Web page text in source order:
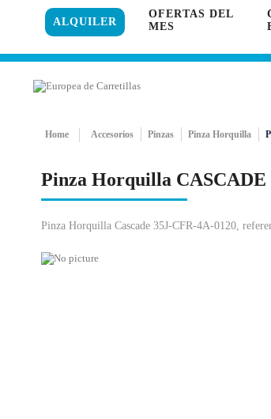
96 121 18 35
ALQUILER
OFERTAS DEL
MES
Home Accesorios Pinzas Pinza Horquilla
Pinza Horquilla CASCADE
Pinza Horquilla Cascade 35J-CFR-4A-0120,